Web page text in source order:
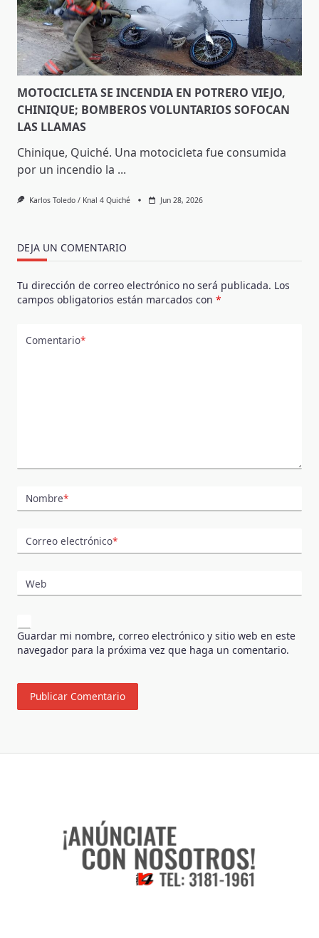
MOTOCICLETA SE INCENDIA EN POTRERO VIEJO,
CHINIQUE; BOMBEROS VOLUNTARIOS SOFOCAN
LAS LLAMAS
Chinique, Quiché. Una motocicleta fue consumida
por un incendio la ...
Karlos Toledo / Knal 4 Quiché Jun 28, 2026
DEJA UN COMENTARIO
Tu dirección de correo electrónico no será publicada. Los
campos obligatorios están marcados con *
Comentario*
Nombre*
Correo electrónico*
Web
Guardar mi nombre, correo electrónico y sitio web en este
navegador para la próxima vez que haga un comentario.